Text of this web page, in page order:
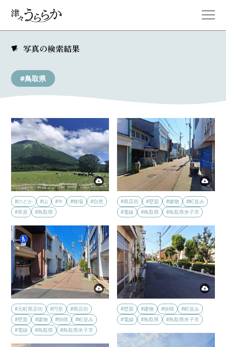
写真の検索結果
#鳥取県
#のどか #山 #牛 #牧場
#自然
#草原
#鳥取県
#商店街 #壁面 #建物
#町並み
#電線
#鳥取県 #鳥取県米子市
#元町商店街 #円形
#商店街
#壁面
#建物 #快晴
#町並み
#電線
#鳥取県 #鳥取県米子市
#壁面 #建物 #快晴
#町並み
#電線
#鳥取県 #鳥取県米子市